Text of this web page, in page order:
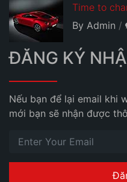
Time to
By Admin
ĐĂNG KÝ
Nếu bạn để lại email khi
mới bạn sẽ nhận được